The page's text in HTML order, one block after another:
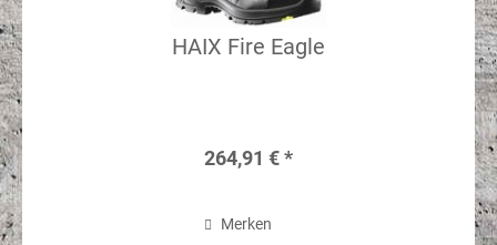
HAIX Fire Eagle
264,91 € *
Merken